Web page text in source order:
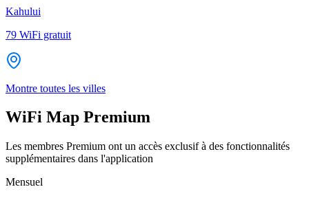
Kahului
79 WiFi gratuit
Montre toutes les villes
WiFi Map Premium
Les membres Premium ont un accès exclusif à des fonctionnalités
supplémentaires dans l'application
Mensuel